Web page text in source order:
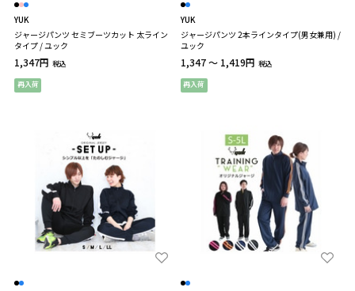
YUK
ジャージパンツ セミブーツカット 太ライン
タイプ / ユック
1,347円 税込
再入荷
YUK
ジャージパンツ 2本ラインタイプ(男女兼用) /
ユック
1,347 ～ 1,419円 税込
再入荷